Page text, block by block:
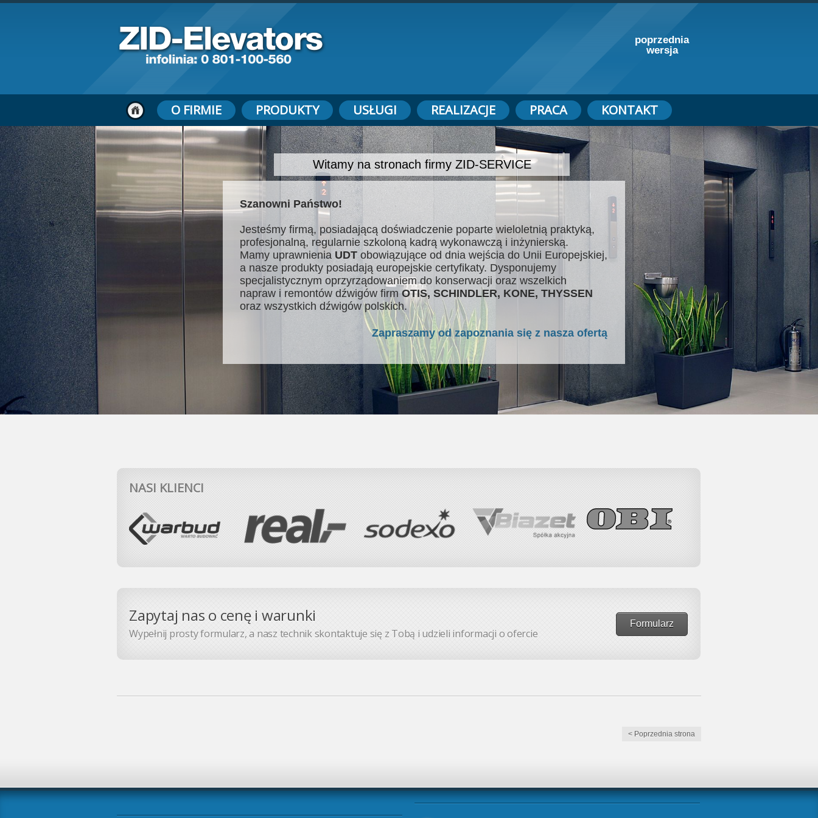
poprzednia
wersja
O FIRMIE PRODUKTY USŁUGI REALIZACJE PRACA KONTAKT
Witamy na stronach firmy ZID-SERVICE
Szanowni Państwo!
Jesteśmy firmą, posiadającą doświadczenie poparte wieloletnią praktyką,
profesjonalną, regularnie szkoloną kadrą wykonawczą i inżynierską.
Mamy uprawnienia UDT obowiązujące od dnia wejścia do Unii Europejskiej,
a nasze produkty posiadają europejskie certyfikaty. Dysponujemy
specjalistycznym oprzyrządowaniem do konserwacji oraz wszelkich
napraw i remontów dźwigów firmOTIS, SCHINDLER, KONE, THYSSEN
oraz wszystkich dźwigów polskich.
Zapraszamy od zapoznania się z nasza ofertą
NASI KLIENCI
Zapytaj nas o cenę i warunki
Wypełnij prosty formularz, a nasz technik skontaktuje się z Tobą i udzieli informacji o ofercie
Formularz
< Poprzednia strona